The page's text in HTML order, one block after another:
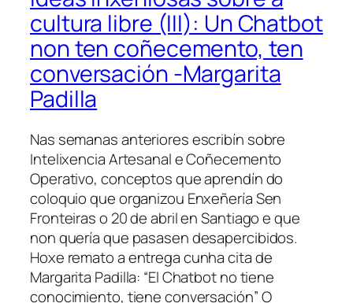
cultura libre (III): Un Chatbot
non ten coñecemento, ten
conversación -Margarita
Padilla
Nas semanas anteriores escribín sobre
Intelixencia Artesanal e Coñecemento
Operativo, conceptos que aprendín do
coloquio que organizou Enxeñería Sen
Fronteiras o 20 de abril en Santiago e que
non quería que pasasen desapercibidos.
Hoxe remato a entrega cunha cita de
Margarita Padilla: “El Chatbot no tiene
conocimiento, tiene conversación” O